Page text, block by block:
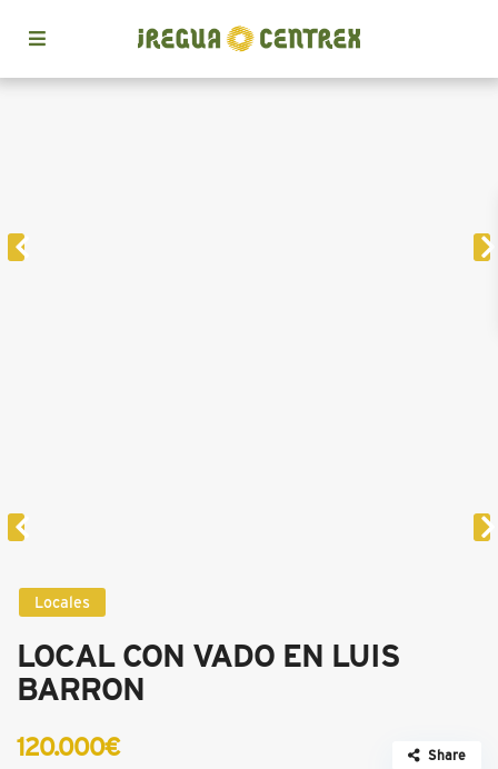
Locales
LOCAL CON VADO EN LUIS
BARRON
120.000€ Share